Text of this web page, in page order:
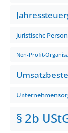
juristische
Non-Profit-
§ 2b